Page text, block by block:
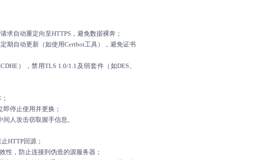
求自动重定向至HTTPS，避免数据裸奔；
期自动更新（如使用Certbot工具），避免证书
），禁用TLS 1.0/1.1及弱套件（如DES、
停止使用并更换；
人攻击窃取握手信息。
HTTP回源；
性，防止连接到伪造的源服务器；